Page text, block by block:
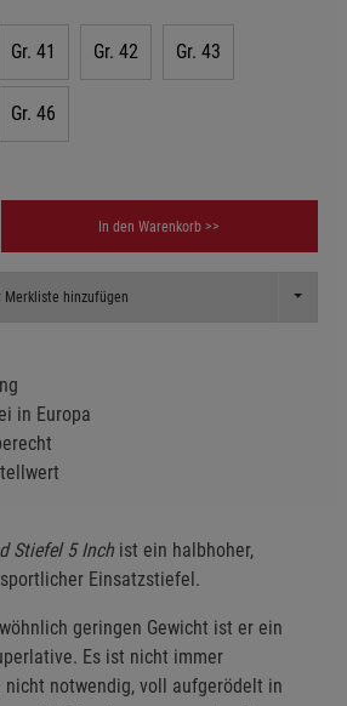
Gr. 41 Gr. 42 Gr. 43
Gr. 46
In den Warenkorb >>
Merkliste hinzufügen Toggle
in Europa
Stiefel 5 Inch ist ein halbhoher,
Einsatzstiefel.
geringen Gewicht ist er ein
Es ist nicht immer
nicht notwendig, voll aufgerödelt in